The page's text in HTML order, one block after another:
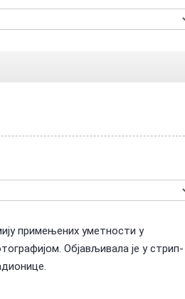
примењених уметности у
Објављивала је у стрип-